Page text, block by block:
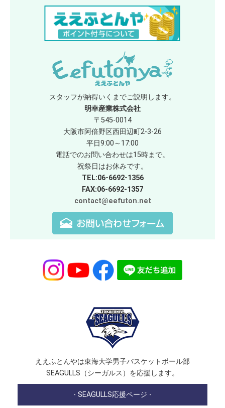
スタッフが納得いくまでご説明します。
明幸産業株式会社
〒545-0014
大阪市阿倍野区西田辺町2-3-26
平日9:00～17:00
電話でのお問い合わせは15時まで。
祝祭日はお休みです。
TEL:06-6692-1356
FAX:06-6692-1357
contact@eefuton.net
ええふとんやは東海大学男子バスケットボール部
SEAGULLS（シーガルス）を応援します。
- SEAGULLS応援ページ -